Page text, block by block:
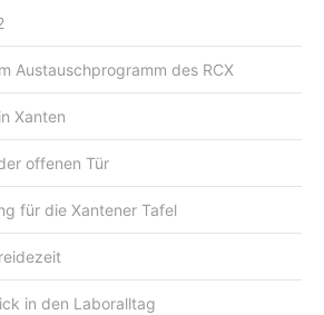
Austauschprogramm des RCX
Xanten
offenen Tür
für die Xantener Tafel
in den Laboralltag